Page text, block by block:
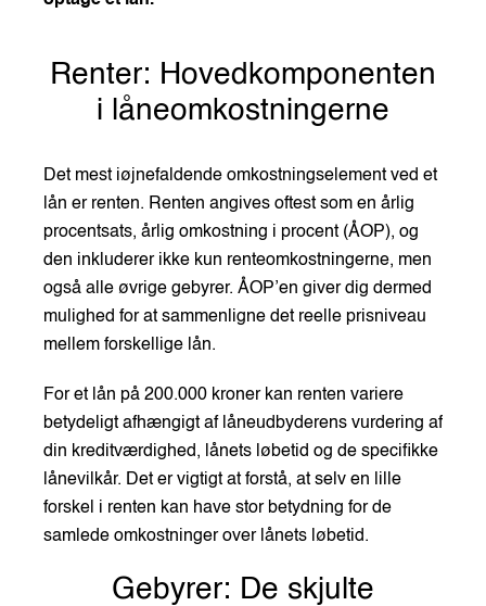
Renter: Hovedkomponenten
i låneomkostningerne
Det mest iøjnefaldende omkostningselement ved et
lån er renten. Renten angives oftest som en årlig
procentsats, årlig omkostning i procent (ÅOP), og
den inkluderer ikke kun renteomkostningerne, men
også alle øvrige gebyrer. ÅOP’en giver dig dermed
mulighed for at sammenligne det reelle prisniveau
mellem forskellige lån.
For et lån på 200.000 kroner kan renten variere
betydeligt afhængigt af låneudbyderens vurdering af
din kreditværdighed, lånets løbetid og de specifikke
lånevilkår. Det er vigtigt at forstå, at selv en lille
forskel i renten kan have stor betydning for de
samlede omkostninger over lånets løbetid.
Gebyrer: De skjulte